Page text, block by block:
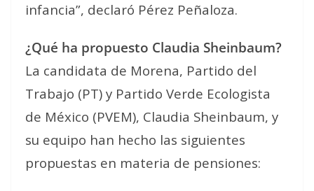
infancia”, declaró Pérez Peñaloza.
¿Qué ha propuesto Claudia Sheinbaum?
La candidata de Morena, Partido del
Trabajo (PT) y Partido Verde Ecologista
de México (PVEM), Claudia Sheinbaum, y
su equipo han hecho las siguientes
propuestas en materia de pensiones: